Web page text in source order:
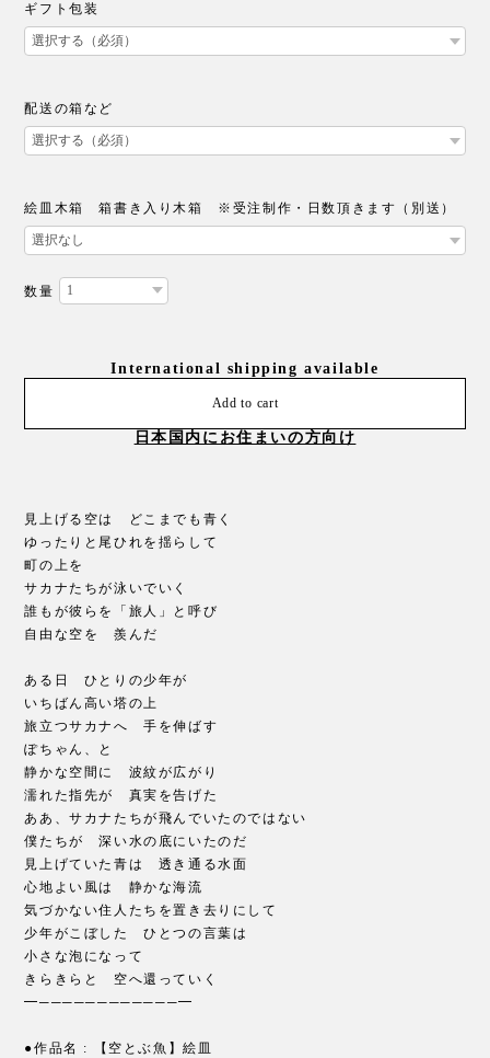
ギフト包装
配送の箱など
絵皿木箱 箱書き入り木箱 ※受注制作・日数頂きます（別送）
数量
International shipping available
Add to cart
日本国内にお住まいの方向け
見上げる空は どこまでも青く
ゆったりと尾ひれを揺らして
町の上を
サカナたちが泳いでいく
誰もが彼らを「旅人」と呼び
自由な空を 羨んだ
ある日 ひとりの少年が
いちばん高い塔の上
旅立つサカナへ 手を伸ばす
ぽちゃん、と
静かな空間に 波紋が広がり
濡れた指先が 真実を告げた
ああ、サカナたちが飛んでいたのではない
僕たちが 深い水の底にいたのだ
見上げていた青は 透き通る水面
心地よい風は 静かな海流
気づかない住人たちを置き去りにして
少年がこぼした ひとつの言葉は
小さな泡になって
きらきらと 空へ還っていく
━────────────━
●作品名 : 【空とぶ魚】絵皿